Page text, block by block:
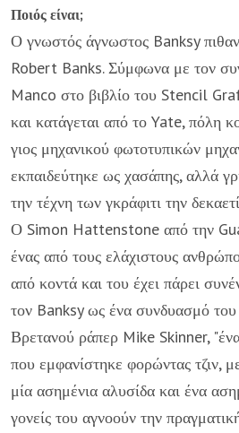
Ποιός είναι;
Ο γνωστός άγνωστος Banksy
Robert Banks. Σύμφωνα με τον
Manco στο βιβλίο του Stencil
και κατάγεται από το Yate, πόλη
γιος μηχανικού φωτοτυπικών
εκπαιδεύτηκε ως χασάπης, αλλά
την τέχνη των γκράφιτι την
Ο Simon Hattenstone από την
ένας από τους ελάχιστους
από κοντά και του έχει πάρει
τον Banksy ως ένα συνδυασμό
Βρετανού ράπερ Mike Skinner,
που εμφανίστηκε φορώντας τζιν,
μία ασημένια αλυσίδα και ένα
γονείς του αγνοούν την